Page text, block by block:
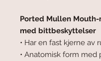
Ported Mullen
med bittbeskyttelser
• Har en fast kjerne av
• Anatomisk form med